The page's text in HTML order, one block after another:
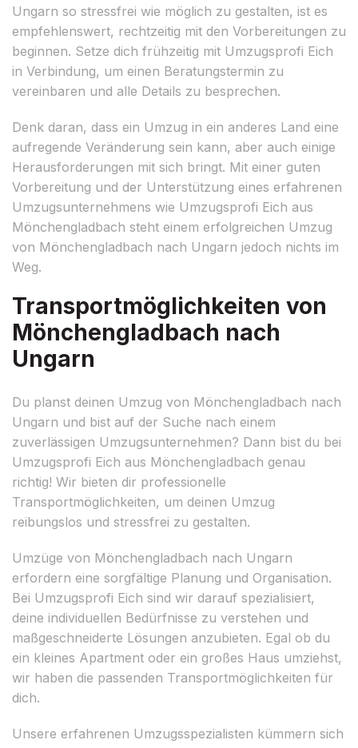
Ungarn so stressfrei wie möglich zu gestalten, ist es
empfehlenswert, rechtzeitig mit den Vorbereitungen zu
beginnen. Setze dich frühzeitig mit Umzugsprofi Eich
in Verbindung, um einen Beratungstermin zu
vereinbaren und alle Details zu besprechen.
Denk daran, dass ein Umzug in ein anderes Land eine
aufregende Veränderung sein kann, aber auch einige
Herausforderungen mit sich bringt. Mit einer guten
Vorbereitung und der Unterstützung eines erfahrenen
Umzugsunternehmens wie Umzugsprofi Eich aus
Mönchengladbach steht einem erfolgreichen Umzug
von Mönchengladbach nach Ungarn jedoch nichts im
Weg.
Transportmöglichkeiten von
Mönchengladbach nach
Ungarn
Du planst deinen Umzug von Mönchengladbach nach
Ungarn und bist auf der Suche nach einem
zuverlässigen Umzugsunternehmen? Dann bist du bei
Umzugsprofi Eich aus Mönchengladbach genau
richtig! Wir bieten dir professionelle
Transportmöglichkeiten, um deinen Umzug
reibungslos und stressfrei zu gestalten.
Umzüge von Mönchengladbach nach Ungarn
erfordern eine sorgfältige Planung und Organisation.
Bei Umzugsprofi Eich sind wir darauf spezialisiert,
deine individuellen Bedürfnisse zu verstehen und
maßgeschneiderte Lösungen anzubieten. Egal ob du
ein kleines Apartment oder ein großes Haus umziehst,
wir haben die passenden Transportmöglichkeiten für
dich.
Unsere erfahrenen Umzugsspezialisten kümmern sich